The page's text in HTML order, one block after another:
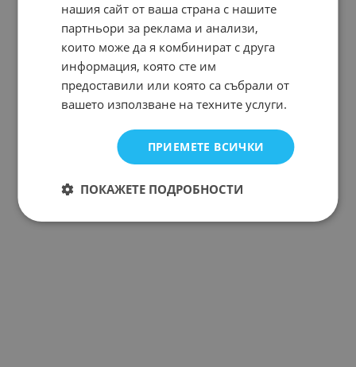
нашия сайт от ваша страна с нашите
партньори за реклама и анализи,
които може да я комбинират с друга
информация, която сте им
предоставили или която са събрали от
вашето използване на техните услуги.
ПРИЕМЕТЕ ВСИЧКИ
ПОКАЖЕТЕ ПОДРОБНОСТИ